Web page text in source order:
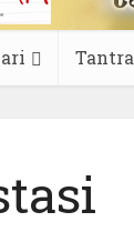
Tantra